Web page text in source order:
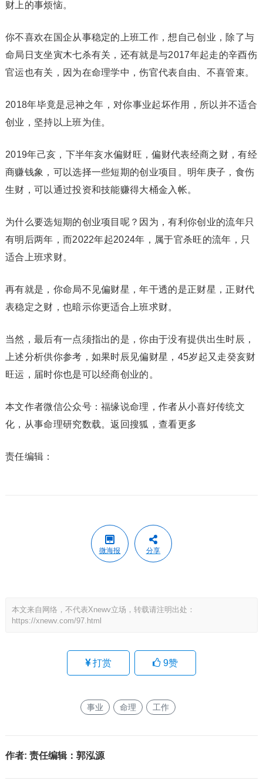
财上的事烦恼。
你不喜欢在国企从事稳定的上班工作，想自己创业，除了与
命局日支坐寅木七杀有关，还有就是与2017年起走的辛酉伤
官运也有关，因为在命理学中，伤官代表自由、不喜管束。
2018年毕竟是忌神之年，对你事业起坏作用，所以并不适合
创业，坚持以上班为佳。
2019年己亥，下半年亥水偏财旺，偏财代表经商之财，有经
商赚钱象，可以选择一些短期的创业项目。明年庚子，食伤
生财，可以通过投资和技能赚得大桶金入帐。
为什么要选短期的创业项目呢？因为，有利你创业的流年只
有明后两年，而2022年起2024年，属于官杀旺的流年，只
适合上班求财。
再有就是，你命局不见偏财星，年干透的是正财星，正财代
表稳定之财，也暗示你更适合上班求财。
当然，最后有一点须指出的是，你由于没有提供出生时辰，
上述分析供你参考，如果时辰见偏财星，45岁起又走癸亥财
旺运，届时你也是可以经商创业的。
本文作者微信公众号：福缘说命理，作者从小喜好传统文
化，从事命理研究数载。返回搜狐，查看更多
责任编辑：
微海报 分享
本文来自网络，不代表Xnewv立场，转载请注明出处：
https://xnewv.com/97.html
打赏 9赞
事业 命理 工作
作者: 责任编辑：郭泓源